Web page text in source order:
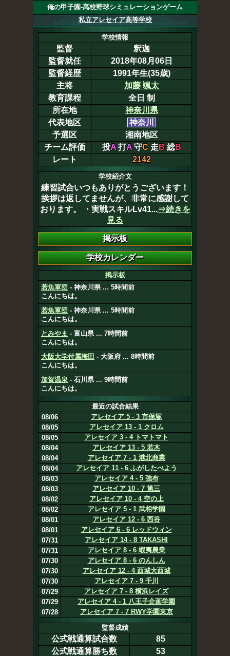
俺の甲子園-高校野球シミュレーションゲーム
私立アレセイア高等学校
学校情報
監督
釈迦
監督就任
2018年08月06日
監督経歴
1991年生(35歳)
主将
加藤 颯太
教育課程
全日 制
所在地
神奈川県
代表地区
神奈川
予選区
湘南地区
チーム評価
投A打A守C走 B総B
レート
2142
学校紹介文
練習試合いつもありがとうございます！
挨拶は返してませんが、非常に感謝して
おります。 ・実戦スキルLv41...⇒続きを
見る
掲示板
若魚軍団 - 神奈川県 ... 5時間前
こんにちは。
若魚軍団 - 神奈川県 ... 5時間前
こんにちは。
とみやま - 富山県 ... 7時間前
こんにちは。
大阪大学付属梅田 - 大阪府 ... 8時間前
こんにちは。
加賀温泉 - 石川県 ... 9時間前
こんにちは。
最近の試合結果
08/06
アレセイア 5 - 3 市保塚
08/05
アレセイア 13 - 1 クロム
08/05
アレセイア 3 - 4 トマトマト
08/04
アレセイア 13 - 5 若木
08/04
アレセイア 7 - 1 港北商業
08/04
アレセイア 11 - 6 ふがしたべよう
08/03
アレセイア 4 - 5 強布
08/03
アレセイア 10 - 7 第三
08/02
アレセイア 10 - 4 空の上
08/02
アレセイア 5 - 1 武相学園
08/01
アレセイア 12 - 6 西谷
08/01
アレセイア 6 - 6 レッドウィン
07/31
アレセイア 14 - 8 TAKASHI
07/31
アレセイア 8 - 6 蝦夷農業
07/30
アレセイア 8 - 6 のんしん
07/30
アレセイア 12 - 4 西城大西城
07/30
アレセイア 7 - 9 千川
07/29
アレセイア 7 - 8 横浜レイズ
07/29
アレセイア 4 - 1 八王子企画学園
07/28
アレセイア 7 - 7 RWY学園東京
監督成績
公式戦通算試合数
85
公式戦通算勝ち数
53